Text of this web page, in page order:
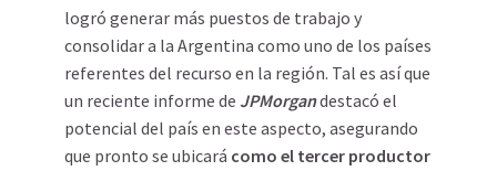
logró generar más puestos de trabajo y
consolidar a la Argentina como uno de los países
referentes del recurso en la región. Tal es así que
un reciente informe de JPMorgandestacó el
potencial del país en este aspecto, asegurando
que pronto se ubicará como el tercer productor